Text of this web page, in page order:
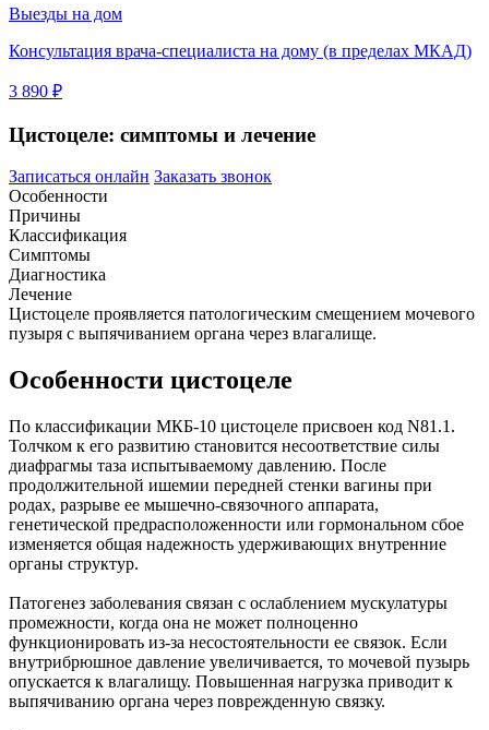
Выезды на дом
Консультация врача-специалиста на дому (в пределах МКАД)
3 890 ₽
Цистоцеле: симптомы и лечение
Записаться онлайн Заказать звонок
Особенности
Причины
Классификация
Симптомы
Диагностика
Лечение
Цистоцеле проявляется патологическим смещением мочевого
пузыря с выпячиванием органа через влагалище.
Особенности цистоцеле
По классификации МКБ-10 цистоцеле присвоен код N81.1.
Толчком к его развитию становится несоответствие силы
диафрагмы таза испытываемому давлению. После
продолжительной ишемии передней стенки вагины при
родах, разрыве ее мышечно-связочного аппарата,
генетической предрасположенности или гормональном сбое
изменяется общая надежность удерживающих внутренние
органы структур.
Патогенез заболевания связан с ослаблением мускулатуры
промежности, когда она не может полноценно
функционировать из-за несостоятельности ее связок. Если
внутрибрюшное давление увеличивается, то мочевой пузырь
опускается к влагалищу. Повышенная нагрузка приводит к
выпячиванию органа через поврежденную связку.